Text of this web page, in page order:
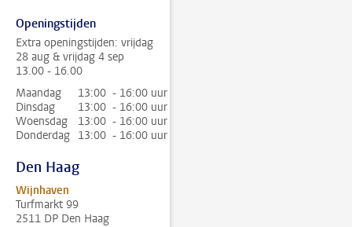
Openingstijden
Extra openingstijden: vrijdag
28 aug & vrijdag 4 sep
13.00 - 16.00
Maandag
13:00 - 16:00 uur
Dinsdag
13:00 - 16:00 uur
Woensdag
13:00 - 16:00 uur
Donderdag 13:00 - 16:00 uur
Den Haag
Wijnhaven
Turfmarkt 99
2511 DP Den Haag